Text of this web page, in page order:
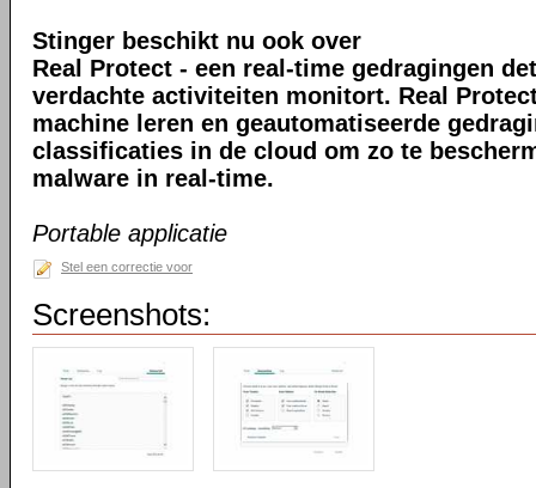
Stinger beschikt nu ook over
Real Protect - een real-time gedragingen
verdachte activiteiten monitort. Real
machine leren en geautomatiseerde
classificaties in de cloud om zo te
malware in real-time.
Portable applicatie
Stel een correctie voor
Screenshots: